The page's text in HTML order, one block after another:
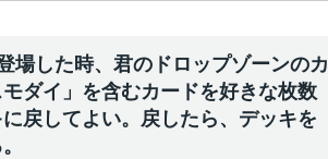
場した時、君のドロップゾーンのカ
ダイ」を含むカードを好きな枚数
戻してよい。戻したら、デッキを